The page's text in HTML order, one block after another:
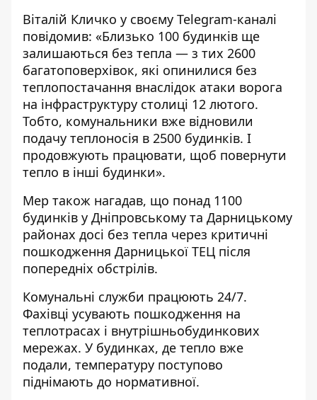
Віталій Кличко у своєму Telegram-каналі
повідомив: «Близько 100 будинків ще
залишаються без тепла — з тих 2600
багатоповерхівок, які опинилися без
теплопостачання внаслідок атаки ворога
на інфраструктуру столиці 12 лютого.
Тобто, комунальники вже відновили
подачу теплоносія в 2500 будинків. І
продовжують працювати, щоб повернути
тепло в інші будинки».
Мер також нагадав, що понад 1100
будинків у Дніпровському та Дарницькому
районах досі без тепла через критичні
пошкодження Дарницької ТЕЦ після
попередніх обстрілів.
Комунальні служби працюють 24/7.
Фахівці усувають пошкодження на
теплотрасах і внутрішньобудинкових
мережах. У будинках, де тепло вже
подали, температуру поступово
піднімають до нормативної.